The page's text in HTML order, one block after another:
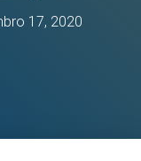
17, 2020